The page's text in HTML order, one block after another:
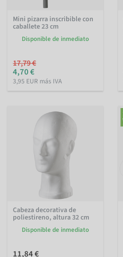
Mini pizarra inscribible con
caballete 23 cm
Disponible de inmediato
17,79 €
4,70 €
3,95 EUR más IVA
Cabeza decorativa de
poliestireno, altura 32 cm
Disponible de inmediato
11,84 €